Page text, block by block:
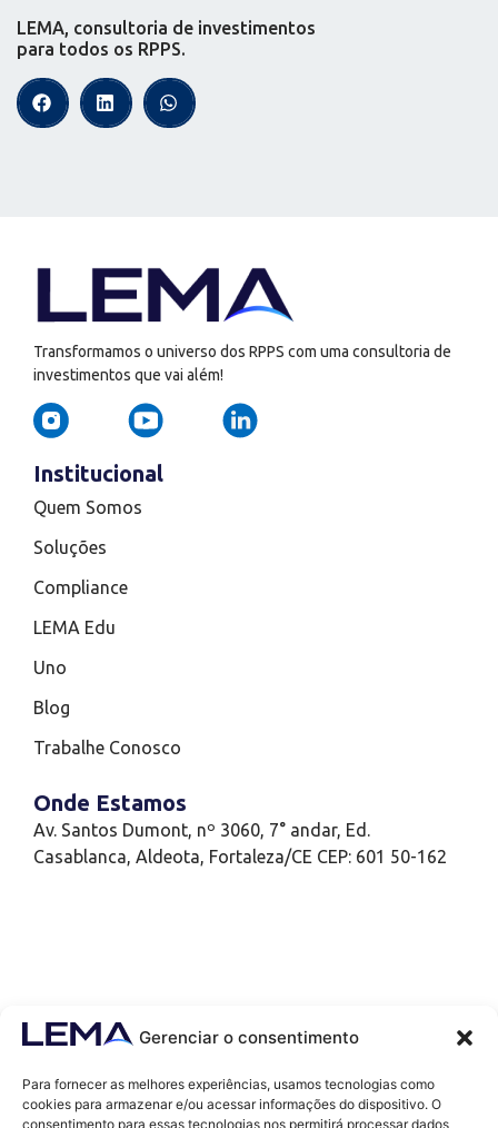
Gerenciar o consentimento
Para fornecer as melhores experiências, usamos tecnologias como
cookies para armazenar e/ou acessar informações do dispositivo. O
consentimento para essas tecnologias nos permitirá processar dados
LEMA, consultoria de investimentos
para todos os RPPS.
Transformamos o universo dos RPPS com uma consultoria de
investimentos que vai além!
Institucional
Quem Somos
Soluções
Compliance
LEMA Edu
Uno
Blog
Trabalhe Conosco
Onde Estamos
Av. Santos Dumont, nº 3060, 7° andar, Ed.
Casablanca, Aldeota, Fortaleza/CE CEP: 601 50-162